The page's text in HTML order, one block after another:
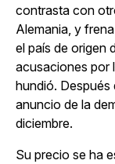
contrasta con
Alemania, y
el país de origen
acusaciones por
hundió. Después
anuncio de la
diciembre.
Su precio se ha